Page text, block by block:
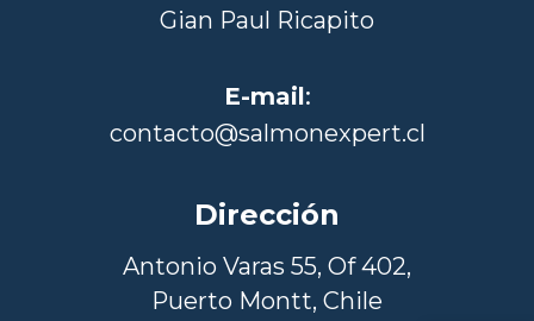
Gian Paul Ricapito
E-mail :
contacto@salmonexpert.cl
Dirección
Antonio Varas 55, Of 402,
Puerto Montt, Chile